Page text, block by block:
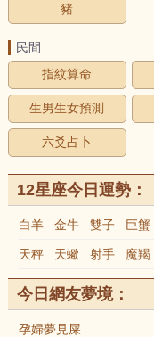
豬
民間
指紋算命
生男生女預測
六爻占卜
12星座今日運勢：
白羊 金牛 雙子 巨蟹
天秤 天蠍 射手 魔羯
今日網友夢境：
孕婦夢見屎